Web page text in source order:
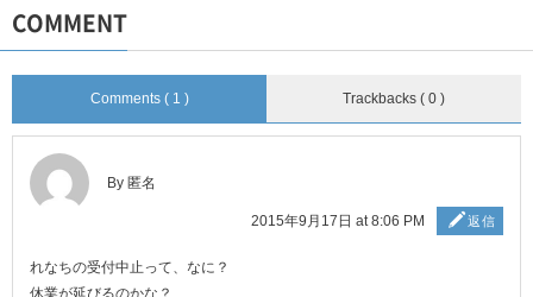
COMMENT
Comments ( 1 ) Trackbacks ( 0 )
By 匿名
2015年9月17日 at 8:06 PM 返信
れなちの受付中止って、なに？
休業が延びるのかな？